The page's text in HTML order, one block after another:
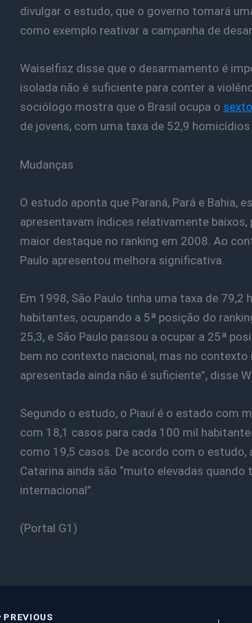
divulgar o estudo, que o governo tomará
como exemplo reativar a campanha de
Waiselfisz disse que o desarmamento é
isolada não é suficiente para conter a
sociólogo mostra que o Brasil ocupa o
de jovens, com uma taxa de 52,9
Mudanças
O estudo aponta que Paraná, Pará e Bahia,
apresentavam índices relativamente baixos,
maior destaque no ranking em 2008. Ao
Paulo apresentou melhora significativa.
Em 1998, São Paulo tinha uma taxa de 79,2
habitantes, ocupando a 5ª posição do
25,3, e São Paulo passou a ocupar a 25ª
bem no contexto nacional, mas no contexto
apresentada ainda não é suficiente”, disse
Segundo o estudo, o Piauí é o estado com
com 18,1 casos para cada 100 mil
como 19,5 casos. De acordo com o estudo,
Catarina ainda são “muito elevadas
internacional”.
(Portal G1)
PREVIOUS